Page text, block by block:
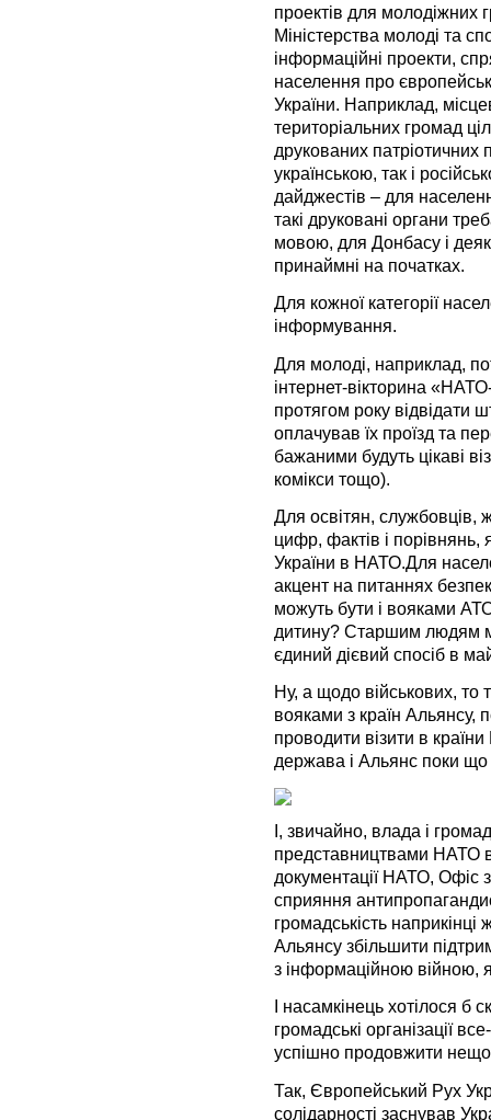
проектів для молодіжних
Міністерства молоді та
інформаційні проекти,
населення про
України. Наприклад,
територіальних громад
друкованих патріотичних
українською, так і
дайджестів – для
такі друковані органи
мовою, для Донбасу і
принаймні на початках.
Для кожної категорії
інформування.
Для молоді, наприклад,
інтернет-вікторина
протягом року відвідати
оплачував їх проїзд та
бажаними будуть цікаві
комікси тощо).
Для освітян, службовців,
цифр, фактів і порівнянь,
України в НАТО.Для
акцент на питаннях
можуть бути і вояками
дитину? Старшим людям
єдиний дієвий спосіб в
Ну, а щодо військових, то
вояками з країн Альянсу,
проводити візити в
держава і Альянс поки
І, звичайно, влада і
представництвами НАТО в
документації НАТО, Офіс
сприяння
громадськість
Альянсу збільшити
з інформаційною війною,
І насамкінець хотілося б
громадські організації
успішно продовжити
Так, Європейський Рух
солідарності заснував